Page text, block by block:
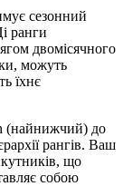
сезонний
ранги
двомісячного
можуть
їхнє
(найнижчий) до
рангів. Ваш
що
собою